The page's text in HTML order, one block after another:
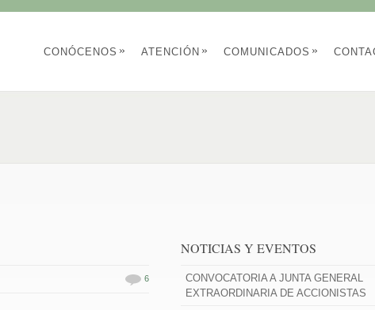
CONÓCENOS » ATENCIÓN » COMUNICADOS »
6
NOTICIAS Y EVENTOS
CONVOCATORIA A JUNTA GENERAL
EXTRAORDINARIA DE ACCIONISTAS